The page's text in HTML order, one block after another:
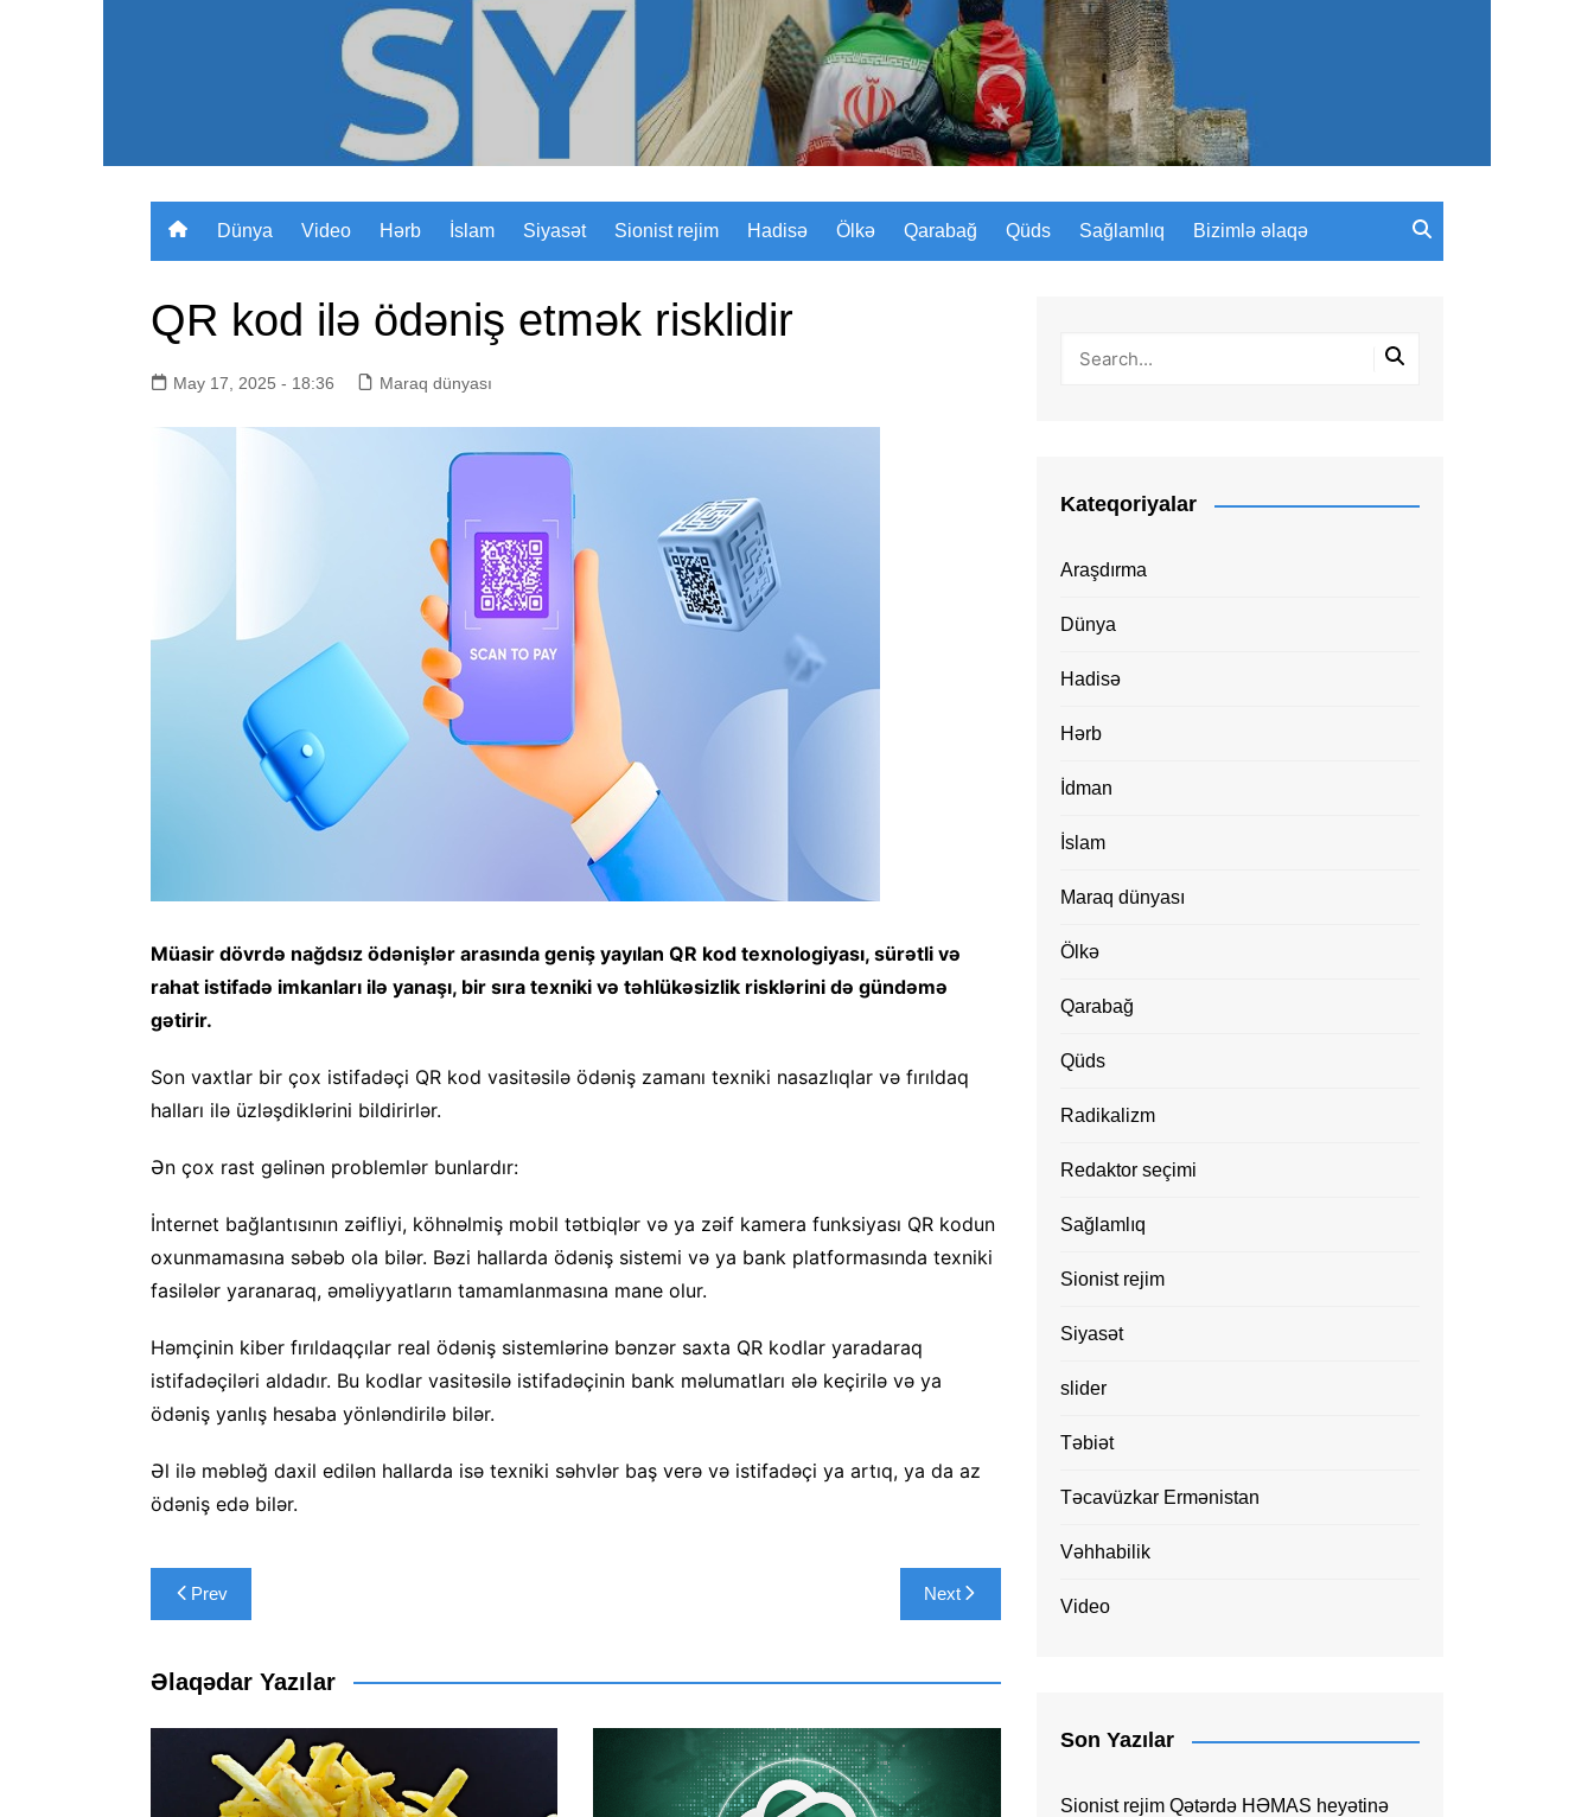
Sizinyol.org
Dünya Video Hərb İslam Siyasət Sionist rejim Hadisə Ölkə Qarabağ Qüds Sağlamlıq Bizimlə əlaqə
QR kod ilə ödəniş etmək risklidir
May 17, 2025 - 18:36 Maraq dünyası
Müasir dövrdə nağdsız ödənişlər arasında geniş yayılan QR kod texnologiyası, sürətli və
rahat istifadə imkanları ilə yanaşı, bir sıra texniki və təhlükəsizlik risklərini də gündəmə
gətirir.
Son vaxtlar bir çox istifadəçi QR kod vasitəsilə ödəniş zamanı texniki nasazlıqlar və fırıldaq
halları ilə üzləşdiklərini bildirirlər.
Ən çox rast gəlinən problemlər bunlardır:
İnternet bağlantısının zəifliyi, köhnəlmiş mobil tətbiqlər və ya zəif kamera funksiyası QR kodun
oxunmamasına səbəb ola bilər. Bəzi hallarda ödəniş sistemi və ya bank platformasında texniki
fasilələr yaranaraq, əməliyyatların tamamlanmasına mane olur.
Həmçinin kiber fırıldaqçılar real ödəniş sistemlərinə bənzər saxta QR kodlar yaradaraq
istifadəçiləri aldadır. Bu kodlar vasitəsilə istifadəçinin bank məlumatları ələ keçirilə və ya
ödəniş yanlış hesaba yönləndirilə bilər.
Əl ilə məbləğ daxil edilən hallarda isə texniki səhvlər baş verə və istifadəçi ya artıq, ya da az
ödəniş edə bilər.
Yazı
naviqasiyası
Prev Next
Əlaqədar Yazılar
Kateqoriyalar
Araşdırma
Dünya
Hadisə
Hərb
İdman
İslam
Maraq dünyası
Ölkə
Qarabağ
Qüds
Radikalizm
Redaktor seçimi
Sağlamlıq
Sionist rejim
Siyasət
slider
Təbiət
Təcavüzkar Ermənistan
Vəhhabilik
Video
Son Yazılar
Sionist rejim Qətərdə HƏMAS heyətinə